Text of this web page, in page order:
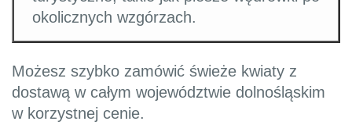
okolicznych wzgórzach.
Możesz szybko zamówić świeże kwiaty z
dostawą w całym województwie dolnośląskim
w korzystnej cenie.